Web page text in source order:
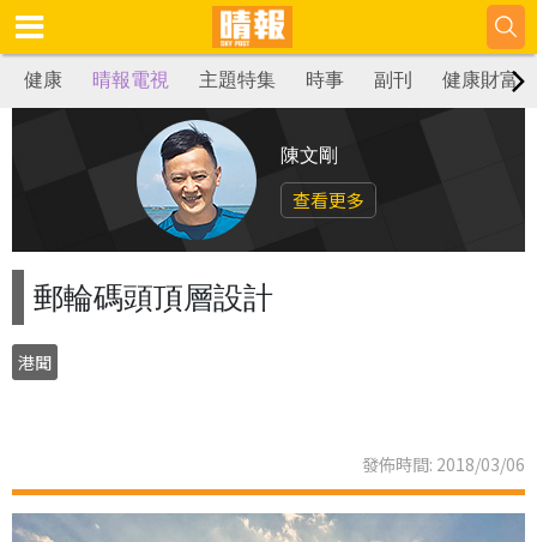
健康 晴報電視 主題特集 時事 副刊 健康財富
陳文剛
查看更多
郵輪碼頭頂層設計
港聞
發佈時間: 2018/03/06